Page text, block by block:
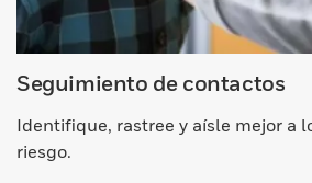
Seguimiento de contactos
Identifique, rastree y aísle mejor a
riesgo.